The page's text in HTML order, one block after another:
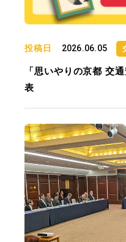
投稿日 2026.06.05
「思いやりの京都 交
表